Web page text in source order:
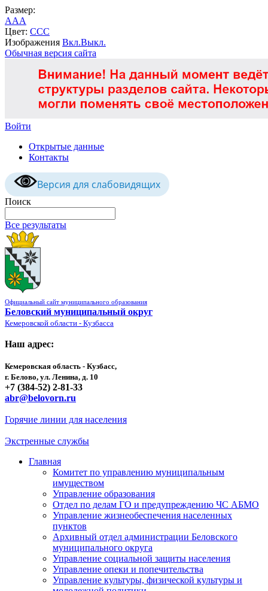
Размер:
AAA
Цвет: CCC
Изображения Вкл.Выкл.
Обычная версия сайта
Войти
Открытые данные
Контакты
Версия для слабовидящих
Поиск
Все результаты
Официальный сайт муниципального образования
Беловский муниципальный округ
Кемеровской области - Кузбасса
Наш адрес:
Кемеровская область - Кузбасс,
г. Белово, ул. Ленина, д. 10
+7 (384-52) 2-81-33
abr@belovorn.ru
Горячие линии для населения
Экстренные службы
Главная
Комитет по управлению муниципальным
имуществом
Управление образования
Отдел по делам ГО и предупреждению ЧС АБМО
Управление жизнеобеспечения населенных
пунктов
Архивный отдел администрации Беловского
муниципального округа
Управление социальной защиты населения
Управление опеки и попечительства
Управление культуры, физической культуры и